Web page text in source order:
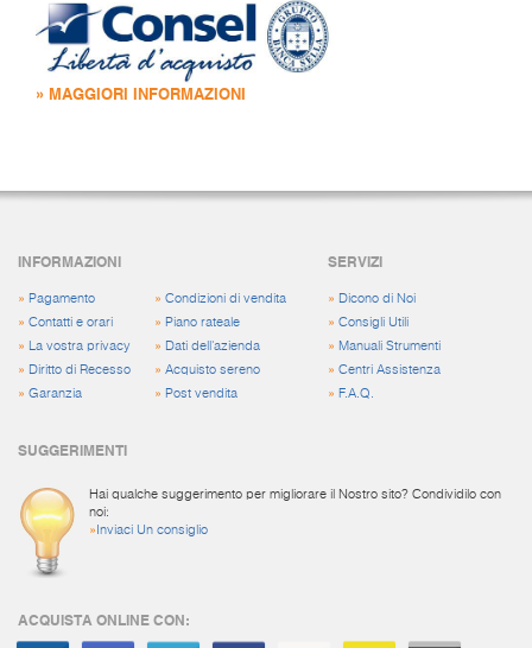
» MAGGIORI INFORMAZIONI
INFORMAZIONI
» Pagamento
» Contatti e orari
» La vostra privacy
» Diritto di Recesso
» Garanzia
» Condizioni di vendita
» Piano rateale
» Dati dell'azienda
» Acquisto sereno
» Post vendita
SERVIZI
» Dicono di Noi
»Consigli Utili
» Manuali Strumenti
»Centri Assistenza
» F.A.Q.
SUGGERIMENTI
Hai qualche suggerimento per migliorare il Nostro sito? Condividilo con
noi:
» Inviaci Un consiglio
ACQUISTA ONLINE CON: